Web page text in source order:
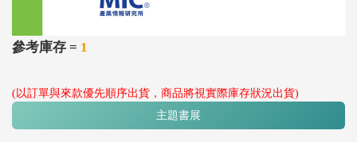
參考庫存 = 1
(以訂單與來款優先順序出貨，商品將視實際庫存狀況出貨)
主題書展